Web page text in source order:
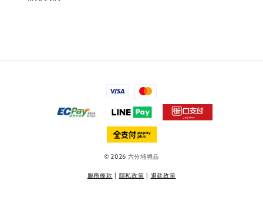
© 2026 六分埔禮品
服務條款 | 隱私政策 | 退款政策